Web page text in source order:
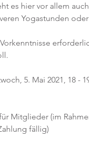
es hier vor allem
Yogastunden
5. Mai 2021, 18 -
Mitglieder (im
fällig)